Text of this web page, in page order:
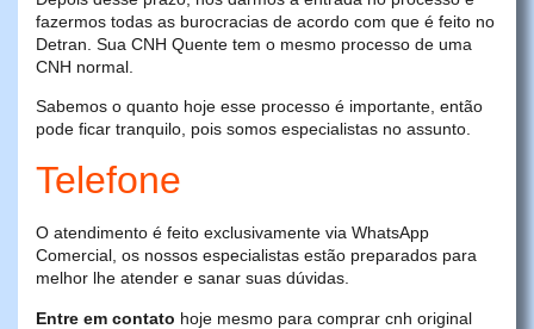
fazermos todas as burocracias de acordo com que é feito no
Detran. Sua CNH Quente tem o mesmo processo de uma
CNH normal.
Sabemos o quanto hoje esse processo é importante, então
pode ficar tranquilo, pois somos especialistas no assunto.
Telefone
O atendimento é feito exclusivamente via WhatsApp
Comercial, os nossos especialistas estão preparados para
melhor lhe atender e sanar suas dúvidas.
Entre em contato hoje mesmo para comprar cnh original